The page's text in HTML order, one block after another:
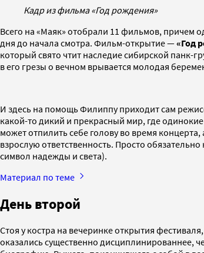
Кадр из фильма «Год рождения»
Всего на «Маяк» отобрали 11 фильмов, причем
дня до начала смотра. Фильм-открытие —«Год
который свято чтит наследие сибирской панк-
в его грезы о вечном врывается молодая
И здесь на помощь Филиппу приходит сам
какой-то дикий и прекрасный мир, где
может отпилить себе голову во время
взрослую ответственность. Просто
символ надежды и света).
Материал по теме
День второй
Стоя у костра на вечеринке открытия
оказались существенно дисциплинированнее,